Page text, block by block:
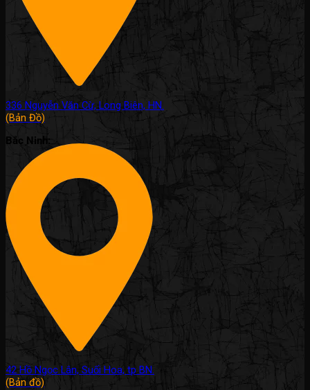
336 Nguyễn Văn Cừ, Long Biên, HN.
(Bản Đồ)
Bắc Ninh:
42 Hồ Ngọc Lân, Suối Hoa, tp BN.
(Bản đồ)